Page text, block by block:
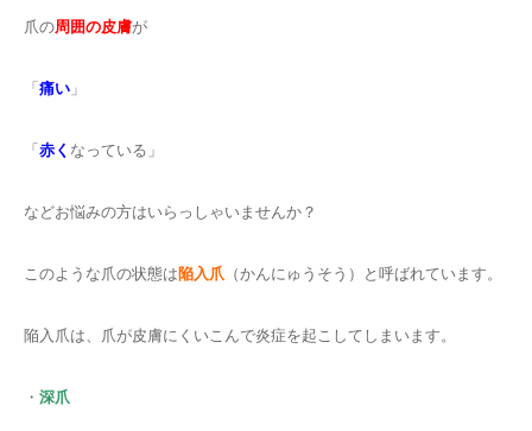
爪の周囲の皮膚が
「 痛い 」
「 赤く なっている」
などお悩みの方はいらっしゃいませんか？
このような爪の状態は 陥入爪 （かんにゅうそう）と呼ばれています。
陥入爪は、爪が皮膚にくいこんで炎症を起こしてしまいます。
・ 深爪